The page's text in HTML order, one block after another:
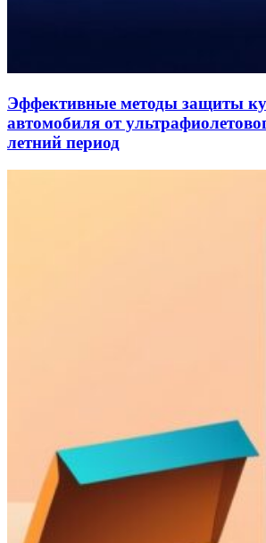
Эффективные методы защиты
автомобиля от
летний период